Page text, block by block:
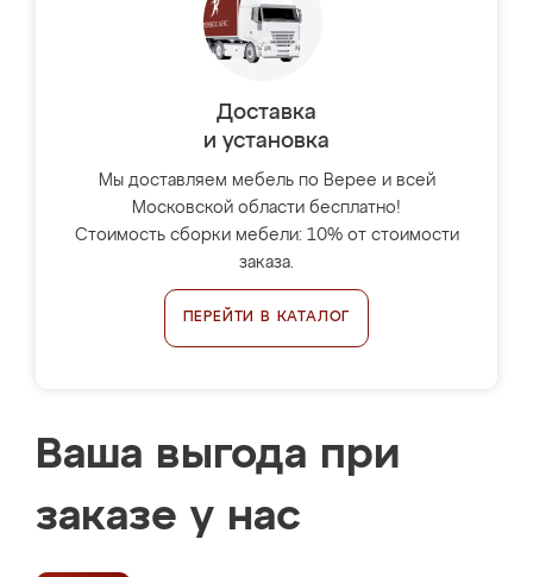
Доставка
и установка
Мы доставляем мебель по Верее и всей
Московской области бесплатно!
Стоимость сборки мебели: 10% от стоимости
заказа.
ПЕРЕЙТИ В КАТАЛОГ
Ваша выгода при
заказе у нас